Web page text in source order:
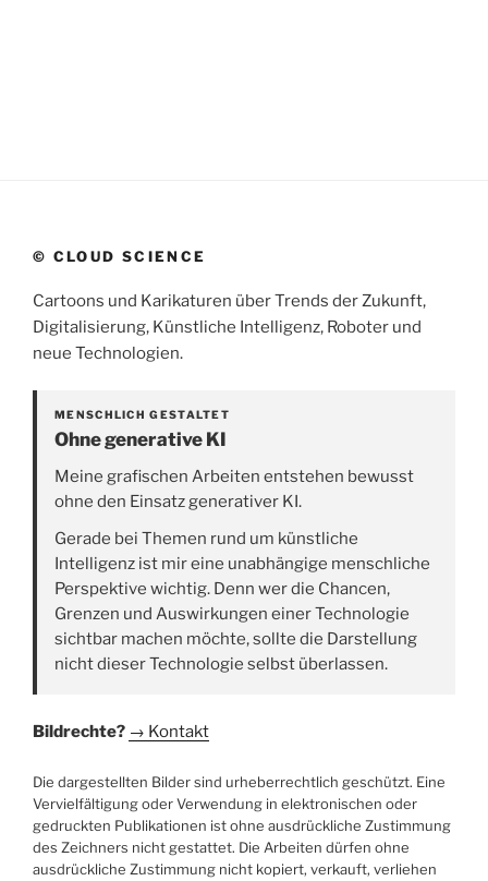
© CLOUD SCIENCE
Cartoons und Karikaturen über Trends der Zukunft,
Digitalisierung, Künstliche Intelligenz, Roboter und
neue Technologien.
MENSCHLICH GESTALTET
Ohne generative KI
Meine grafischen Arbeiten entstehen bewusst
ohne den Einsatz generativer KI.
Gerade bei Themen rund um künstliche
Intelligenz ist mir eine unabhängige menschliche
Perspektive wichtig. Denn wer die Chancen,
Grenzen und Auswirkungen einer Technologie
sichtbar machen möchte, sollte die Darstellung
nicht dieser Technologie selbst überlassen.
Bildrechte? → Kontakt
Die dargestellten Bilder sind urheberrechtlich geschützt. Eine
Vervielfältigung oder Verwendung in elektronischen oder
gedruckten Publikationen ist ohne ausdrückliche Zustimmung
des Zeichners nicht gestattet. Die Arbeiten dürfen ohne
ausdrückliche Zustimmung nicht kopiert, verkauft, verliehen